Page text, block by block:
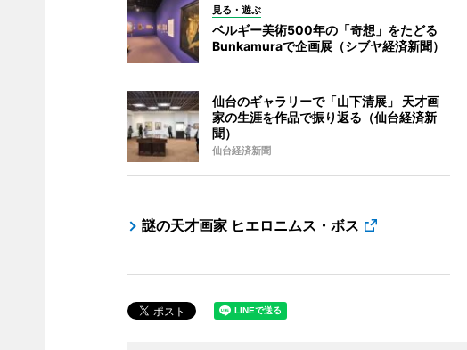
見る・遊ぶ
ベルギー美術500年の「奇想」をたどる
Bunkamuraで企画展（シブヤ経済新聞）
仙台のギャラリーで「山下清展」 天才画
家の生涯を作品で振り返る（仙台経済新
聞）
仙台経済新聞
謎の天才画家 ヒエロニムス・ボス